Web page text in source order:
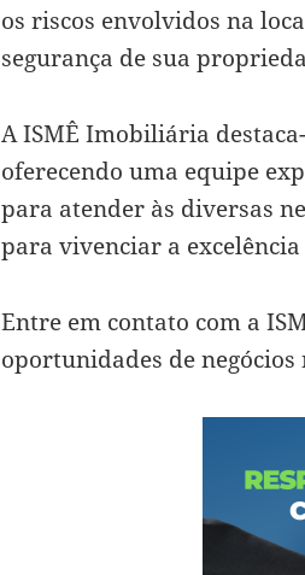
os riscos envolvidos na
segurança de sua
A ISMÊ Imobiliária
oferecendo uma equipe
para atender às diversas
para vivenciar a excelência
Entre em contato com a
oportunidades de